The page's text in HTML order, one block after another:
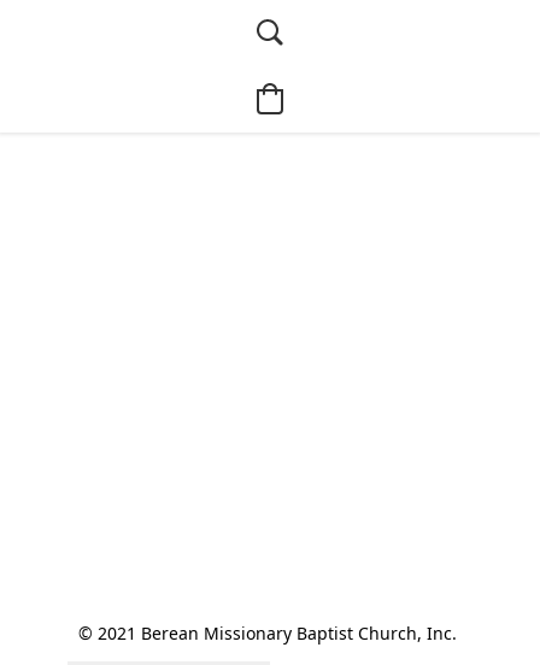
© 2021 Berean Missionary Baptist Church, Inc.